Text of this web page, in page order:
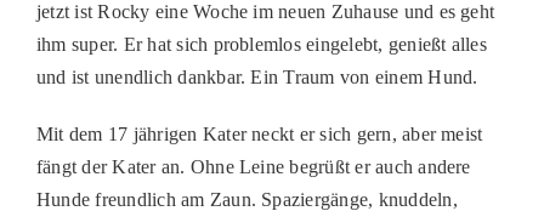
4KIDS
jetzt ist Rocky eine Woche im neuen Zuhause und es geht
ihm super. Er hat sich problemlos eingelebt, genießt alles
und ist unendlich dankbar. Ein Traum von einem Hund.
Mit dem 17 jährigen Kater neckt er sich gern, aber meist
fängt der Kater an. Ohne Leine begrüßt er auch andere
Hunde freundlich am Zaun. Spaziergänge, knuddeln,